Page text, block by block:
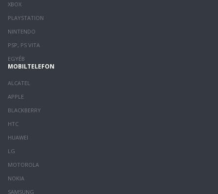
XBOX
PLAYSTATION
NINTENDO
PSP, PS VITA
EGYÉB
MOBILTELEFON
ALCATEL
APPLE
BLACKBERRY
HTC
HUAWEI
LG
MOTOROLA
NOKIA
SAMSUNG